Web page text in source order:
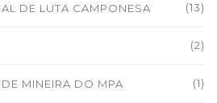
DE LUTA CAMPONESA (13)
(2)
MINEIRA DO MPA (1)